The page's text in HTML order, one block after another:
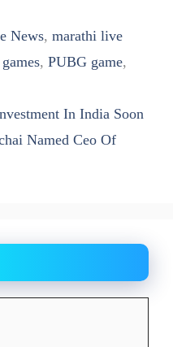
News, marathi live
, PUBG game,
In India Soon
Named Ceo Of